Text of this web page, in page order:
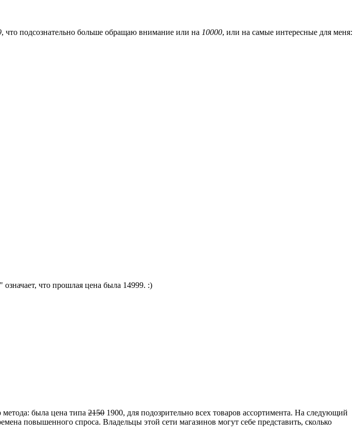
, что подсознательно больше обращаю внимание или на 10000, или на самые интересные для меня:
означает, что прошлая цена была 14999. :)
была цена типа 2150 1900, для подозрительно всех товаров ассортимента. На следующий
повышенного спроса. Владельцы этой сети магазинов могут себе представить, сколько